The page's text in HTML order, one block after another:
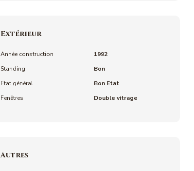
Extérieur
Année construction
1992
Standing
Bon
Etat général
Bon Etat
Fenêtres
Double vitrage
Autres